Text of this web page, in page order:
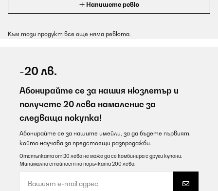
Напишете ревю
Към този продукт все още няма ревюта.
-20 лв.
Абонирайте се за нашия нюзлетър и
получете 20 лева намаление за
следваща покупка!
Абонирайте се за нашите имейли, за да бъдете първият,
който научава за предстоящи разпродажби.
Отстъпката от 20 лева не може да се комбинира с други купони.
Минимална стойност на поръчката 200 лева.